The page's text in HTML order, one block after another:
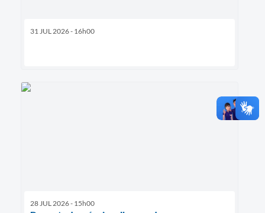
31 JUL 2026 - 16h00
28 JUL 2026 - 15h00